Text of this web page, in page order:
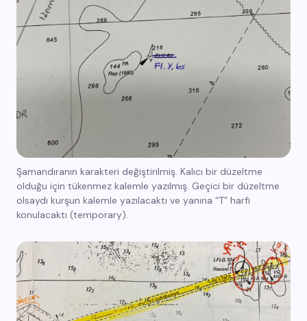
Şamandıranın karakteri değiştirilmiş. Kalıcı bir düzeltme
olduğu için tükenmez kalemle yazılmış. Geçici bir düzeltme
olsaydı kurşun kalemle yazılacaktı ve yanına “T” harfi
konulacaktı (temporary).